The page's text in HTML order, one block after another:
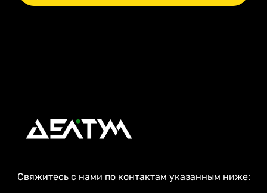
Свяжитесь с нами по контактам указанным ниже: